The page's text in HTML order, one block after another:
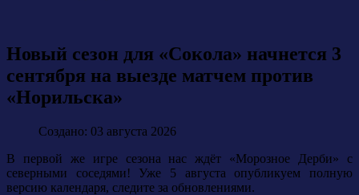
Новый сезон для «Сокола» начнется 3
сентября на выезде матчем против
«Норильска»
Создано: 03 августа 2026
В первой же игре сезона нас ждёт «Морозное Дерби» с
северными соседями! Уже 5 августа опубликуем полную
версию календаря, следите за обновлениями.